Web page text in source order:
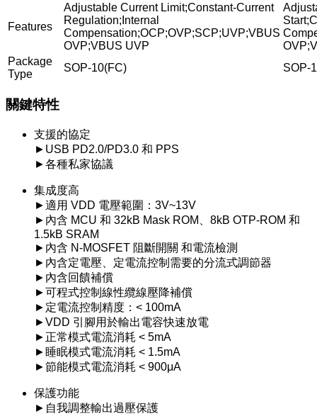
Features
Adjustable Current Limit;Constant-Current
Regulation;Internal
Compensation;OCP;OVP;SCP;UVP;VBUS
OVP;VBUS UVP
Package
Type
SOP-10(FC) SOP-
關鍵特性
支援的協定
►USB PD2.0/PD3.0 和 PPS
►各種私家協議
集成度高
►適用 VDD 電壓範圍：3V~13V
►內含 MCU 和 32kB Mask ROM、8kB OTP-ROM 和
1.5kB SRAM
►內含 N-MOSFET 阻斷開關 和電流檢測
►內含定電壓、定電流控制需要的分流式調節器
►內含回饋補償
►可程式控制線性纜線壓降補償
►定電流控制精度：< 100mA
►VDD 引腳用於輸出電容快速放電
►正常模式電流消耗 < 5mA
►睡眠模式電流消耗 < 1.5mA
►節能模式電流消耗 < 900μA
保護功能
►自我調整輸出過壓保護